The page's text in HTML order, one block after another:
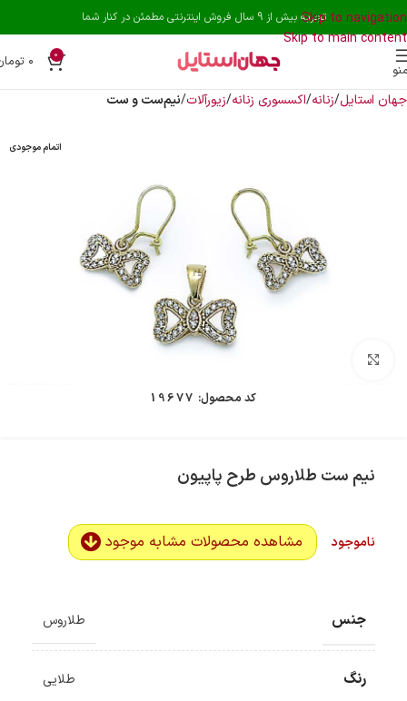
Skip to navigation
Skip to main content
تجربه بیش از 9 سال فروش اینترنتی مطمئن در کنار شما
0 ۰
جهان استایل زنانه اکسسوری زنانه زیورآلات نیم‌ست و ست
اتمام موجودی
کد محصول: 19677
نیم ست طلاروس طرح پاپیون
ناموجود مشاهده محصولات مشابه موجود
جنس طلاروس
رنگ طلایی